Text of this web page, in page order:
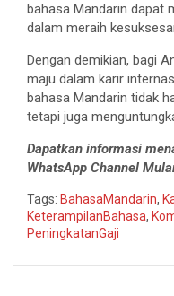
bahasa Mandarin dapat
dalam meraih
Dengan demikian, bagi
maju dalam karir
bahasa Mandarin tidak
tetapi juga
Dapatkan informasi
WhatsApp Channel
Tags: BahasaMandarin,
KeterampilanBahasa,
PeningkatanGaji